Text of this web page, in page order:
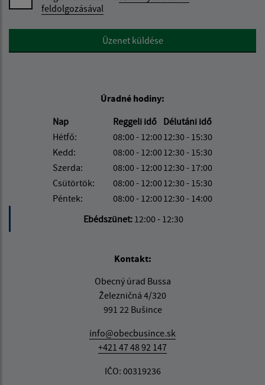
feldolgozásával
Google reCaptcha ResponseÜzenet küldése
Úradné hodiny:
Nap
Reggeli idő Délutáni idő
Hétfő:
08:00 - 12:0012:30 - 15:30
Kedd:
08:00 - 12:0012:30 - 15:30
Szerda:
08:00 - 12:0012:30 - 17:00
Csütörtök:
08:00 - 12:0012:30 - 15:30
Péntek:
08:00 - 12:0012:30 - 14:00
Ebédszünet: 12:00 - 12:30
Kontakt:
Obecný úrad Bussa
Železničná 4/320
991 22 Bušince
info@obecbusince.sk
+421 47 48 92 147
IČO: 00319236